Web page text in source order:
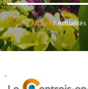
Accueil/Actualités